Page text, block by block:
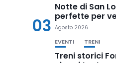
03
Notte di San
perfette per
Agosto 2026
EVENTI TRENI
Treni storici